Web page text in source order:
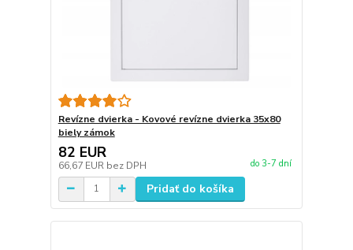
Revízne dvierka - Kovové revízne dvierka 35x80
biely zámok
82 EUR
66,67 EUR bez DPH do 3-7 dní
Pridať do košíka